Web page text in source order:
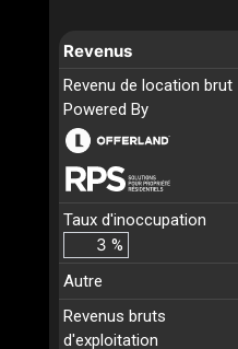
Revenus
Revenu de location brut
Powered By
Taux d'inoccupation
%
Autre
Revenus bruts
d'exploitation